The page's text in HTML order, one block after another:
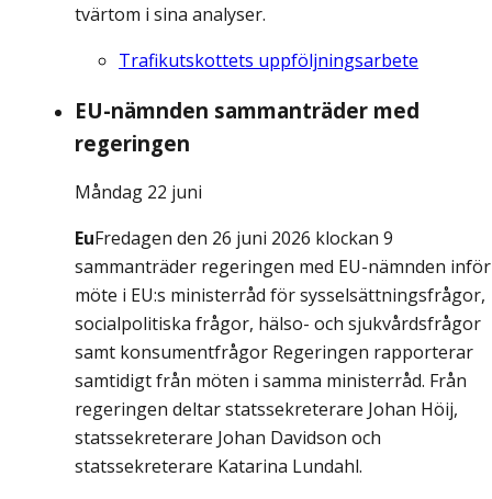
tvärtom i sina analyser.
Trafikutskottets uppföljningsarbete
EU-nämnden sammanträder med
regeringen
Måndag 22 juni
EuFredagen den 26 juni 2026 klockan 9
sammanträder regeringen med EU-nämnden inför
möte i EU:s ministerråd för sysselsättningsfrågor,
socialpolitiska frågor, hälso- och sjukvårdsfrågor
samt konsumentfrågor Regeringen rapporterar
samtidigt från möten i samma ministerråd. Från
regeringen deltar statssekreterare Johan Höij,
statssekreterare Johan Davidson och
statssekreterare Katarina Lundahl.